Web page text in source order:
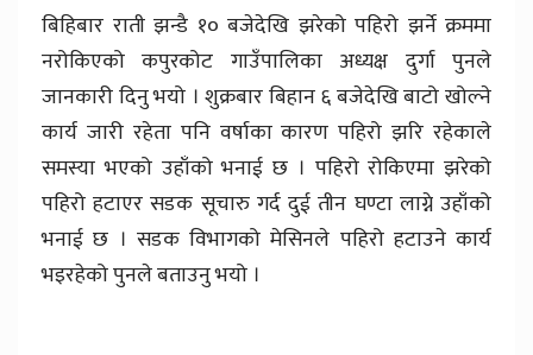
बिहिबार राती झन्डै १० बजेदेखि झरेको पहिरो झर्ने क्रममा
नरोकिएको कपुरकोट गाउँपालिका अध्यक्ष दुर्गा पुनले
जानकारी दिनु भयो । शुक्रबार बिहान ६ बजेदेखि बाटो खोल्ने
कार्य जारी रहेता पनि वर्षाका कारण पहिरो झरि रहेकाले
समस्या भएको उहाँको भनाई छ । पहिरो रोकिएमा झरेको
पहिरो हटाएर सडक सूचारु गर्द दुई तीन घण्टा लाग्ने उहाँको
भनाई छ । सडक विभागको मेसिनले पहिरो हटाउने कार्य
भइरहेको पुनले बताउनु भयो ।